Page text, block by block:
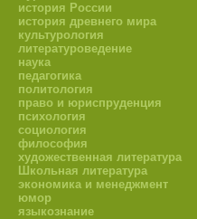
история России
история древнего мира
культурология
литературоведение
наука
педагогика
политология
право и юриспруденция
психология
социология
философия
художественная литература
Школьная литература
экономика и менеджмент
юмор
языкознание